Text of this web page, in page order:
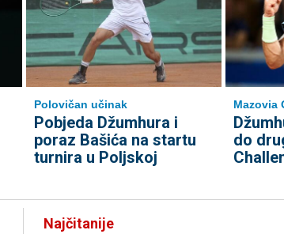
Polovičan učinak
Pobjeda Džumhura i
poraz Bašića na startu
turnira u Poljskoj
Mazovia
do
Najčitanije